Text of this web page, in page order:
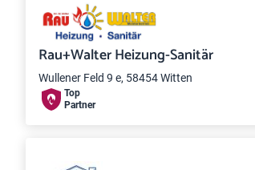
Rau+Walter Heizung-Sanitär
Wullener Feld 9 e, 58454 Witten
Top
Partner